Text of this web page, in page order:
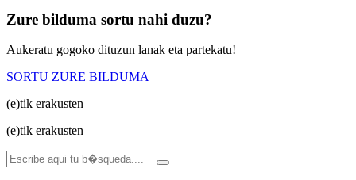
Zure bilduma sortu nahi duzu?
Aukeratu gogoko dituzun lanak eta partekatu!
SORTU ZURE BILDUMA
(e)tik erakusten
(e)tik erakusten